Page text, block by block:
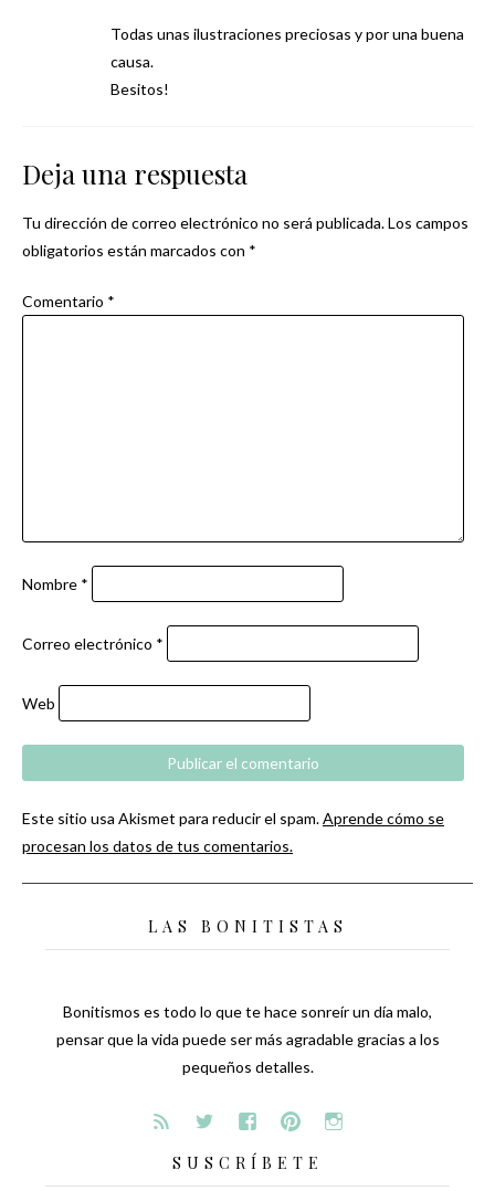
Todas unas ilustraciones preciosas y por una buena
causa.
Besitos!
Deja una respuesta
Tu dirección de correo electrónico no será publicada.Los campos
obligatorios están marcados con *
Comentario *
Nombre *
Correo electrónico *
Web
Este sitio usa Akismet para reducir el spam.Aprende cómo se
procesan los datos de tus comentarios.
LAS BONITISTAS
Bonitismos es todo lo que te hace sonreír un día malo,
pensar que la vida puede ser más agradable gracias a los
pequeños detalles.
SUSCRÍBETE